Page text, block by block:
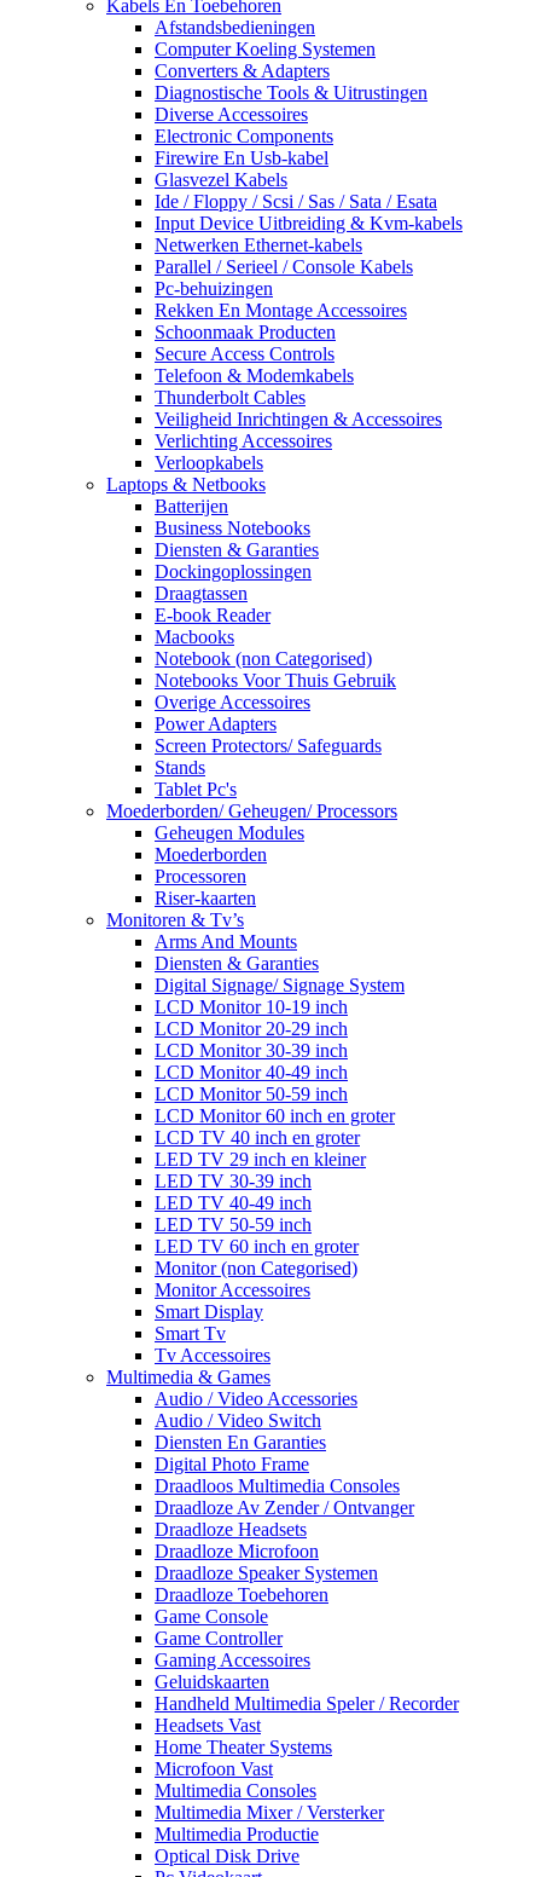
Kabels En Toebehoren
Afstandsbedieningen
Computer Koeling Systemen
Converters & Adapters
Diagnostische Tools & Uitrustingen
Diverse Accessoires
Electronic Components
Firewire En Usb-kabel
Glasvezel Kabels
Ide / Floppy / Scsi / Sas / Sata / Esata
Input Device Uitbreiding & Kvm-kabels
Netwerken Ethernet-kabels
Parallel / Serieel / Console Kabels
Pc-behuizingen
Rekken En Montage Accessoires
Schoonmaak Producten
Secure Access Controls
Telefoon & Modemkabels
Thunderbolt Cables
Veiligheid Inrichtingen & Accessoires
Verlichting Accessoires
Verloopkabels
Laptops & Netbooks
Batterijen
Business Notebooks
Diensten & Garanties
Dockingoplossingen
Draagtassen
E-book Reader
Macbooks
Notebook (non Categorised)
Notebooks Voor Thuis Gebruik
Overige Accessoires
Power Adapters
Screen Protectors/ Safeguards
Stands
Tablet Pc's
Moederborden/ Geheugen/ Processors
Geheugen Modules
Moederborden
Processoren
Riser-kaarten
Monitoren & Tv’s
Arms And Mounts
Diensten & Garanties
Digital Signage/ Signage System
LCD Monitor 10-19 inch
LCD Monitor 20-29 inch
LCD Monitor 30-39 inch
LCD Monitor 40-49 inch
LCD Monitor 50-59 inch
LCD Monitor 60 inch en groter
LCD TV 40 inch en groter
LED TV 29 inch en kleiner
LED TV 30-39 inch
LED TV 40-49 inch
LED TV 50-59 inch
LED TV 60 inch en groter
Monitor (non Categorised)
Monitor Accessoires
Smart Display
Smart Tv
Tv Accessoires
Multimedia & Games
Audio / Video Accessories
Audio / Video Switch
Diensten En Garanties
Digital Photo Frame
Draadloos Multimedia Consoles
Draadloze Av Zender / Ontvanger
Draadloze Headsets
Draadloze Microfoon
Draadloze Speaker Systemen
Draadloze Toebehoren
Game Console
Game Controller
Gaming Accessoires
Geluidskaarten
Handheld Multimedia Speler / Recorder
Headsets Vast
Home Theater Systems
Microfoon Vast
Multimedia Consoles
Multimedia Mixer / Versterker
Multimedia Productie
Optical Disk Drive